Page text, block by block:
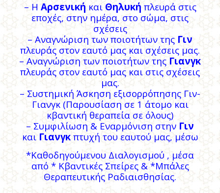
– Η Αρσενική και Θηλυκή πλευρά στις
εποχές, στην ημέρα, στο σώμα, στις
σχέσεις
– Αναγνώριση των ποιοτήτων της Γιν
πλευράς στον εαυτό μας και σχέσεις μας.
– Αναγνώριση των ποιοτήτων της Γιανγκ
πλευράς στον εαυτό μας και στις σχέσεις
μας.
– Συστημική Άσκηση εξισορρόπησης Γιν-
Γιανγκ (Παρουσίαση σε 1 άτομο και
κβαντική θεραπεία σε όλους)
– Συμφιλίωση & Εναρμόνιση στην Γιν
και Γιανγκπτυχή του εαυτού μας, μέσω
*Καθοδηγούμενου Διαλογισμού , μέσα
από * Κβαντικές Σπείρες & *Μπάλες
Θεραπευτικής Ραδιαισθησίας.